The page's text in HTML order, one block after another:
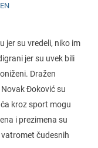
jer su vredeli, niko im
jer su uvek bili
Dražen
Đoković su
kroz sport mogu
i prezimena su
čudesnih